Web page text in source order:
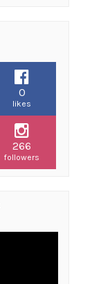
0
likes
266
followers